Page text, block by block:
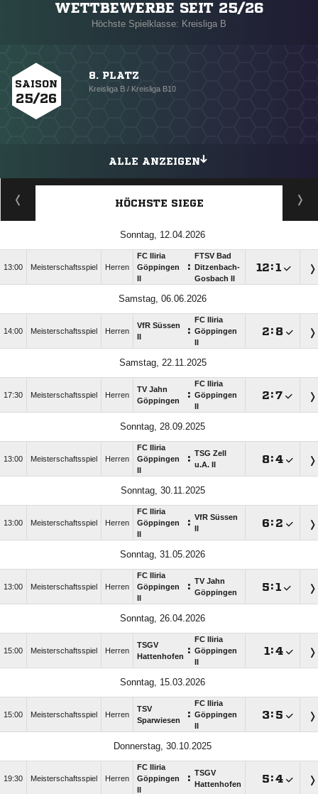
WETTBEWERBE SEIT 25/26
Höchste Spielklasse: Kreisliga B
SAISON
25/26
8. PLATZ
Kreisliga B / Kreisliga B10
ALLE ANZEIGEN
HÖCHSTE SIEGE
Sonntag, 12.04.2026
13:00 Meisterschaftsspiel Herren
FC Iliria
Göppingen
:
FTSV Bad
Ditzenbach-
Gosbach II
:
Samstag, 06.06.2026
14:00 Meisterschaftsspiel Herren
VfR Süssen
:
FC Iliria
Göppingen
: 
Samstag, 22.11.2025
17:30 Meisterschaftsspiel Herren
TV Jahn
Göppingen
:
FC Iliria
Göppingen
:
Sonntag, 28.09.2025
13:00 Meisterschaftsspiel Herren
FC Iliria
Göppingen
: TSG Zell
u.A. II
:
Sonntag, 30.11.2025
13:00 Meisterschaftsspiel Herren
FC Iliria
Göppingen
: VfR Süssen
: 
Sonntag, 31.05.2026
13:00 Meisterschaftsspiel Herren
FC Iliria
Göppingen
: TV Jahn
Göppingen
:
Sonntag, 26.04.2026
15:00 Meisterschaftsspiel Herren
TSGV
Hattenhofen :
FC Iliria
Göppingen
:
Sonntag, 15.03.2026
15:00 Meisterschaftsspiel Herren
TSV
Sparwiesen
:
FC Iliria
Göppingen
: 
Donnerstag, 30.10.2025
19:30 Meisterschaftsspiel Herren
FC Iliria
Göppingen
: TSGV
Hattenhofen
: